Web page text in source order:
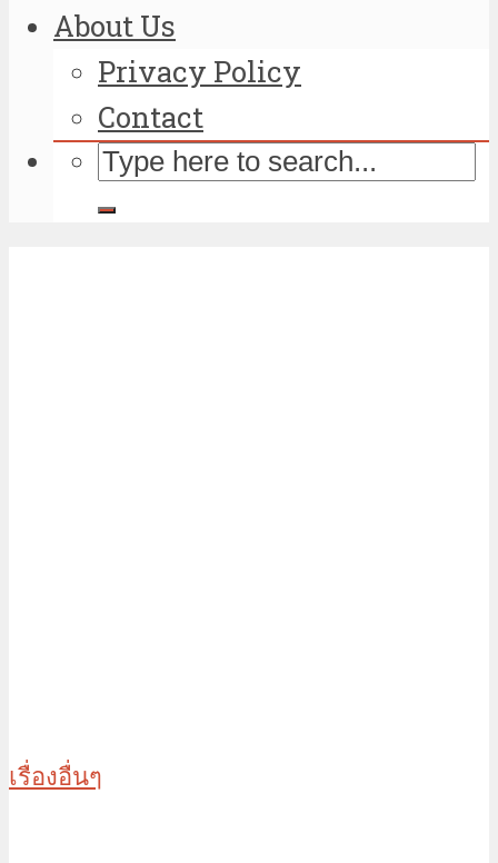
About Us
Privacy Policy
Contact
เรื่องอื่นๆ